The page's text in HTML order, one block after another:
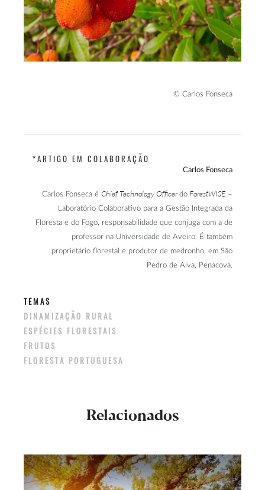
© Carlos Fonseca
*ARTIGO EM COLABORAÇÃO
Carlos Fonseca
Carlos Fonseca é Chief Technology Officerdo ForestWISE –
Laboratório Colaborativo para a Gestão Integrada da
Floresta e do Fogo, responsabilidade que conjuga com a de
professor na Universidade de Aveiro. É também
proprietário florestal e produtor de medronho, em São
Pedro de Alva, Penacova.
TEMAS
DINAMIZAÇÃO RURAL
ESPÉCIES FLORESTAIS
FRUTOS
FLORESTA PORTUGUESA
Relacionados